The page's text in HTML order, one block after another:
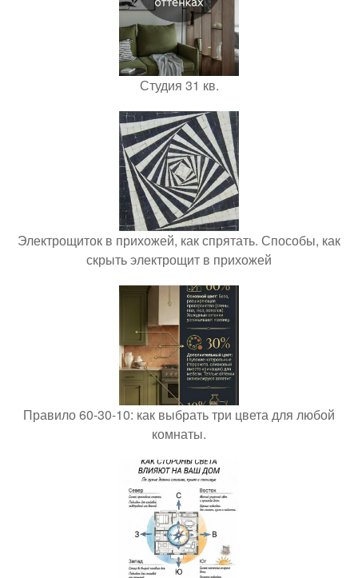
Студия 31 кв.
Электрощиток в прихожей, как спрятать. Способы, как
скрыть электрощит в прихожей
Правило 60-30-10: как выбрать три цвета для любой
комнаты.